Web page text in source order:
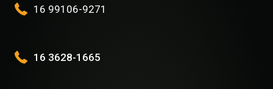
16 99106-9271
16 3628-1665